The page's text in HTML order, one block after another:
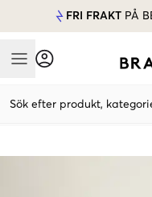
FRI FRAKT PÅ
Mobile Menu
Sök efter produkt,